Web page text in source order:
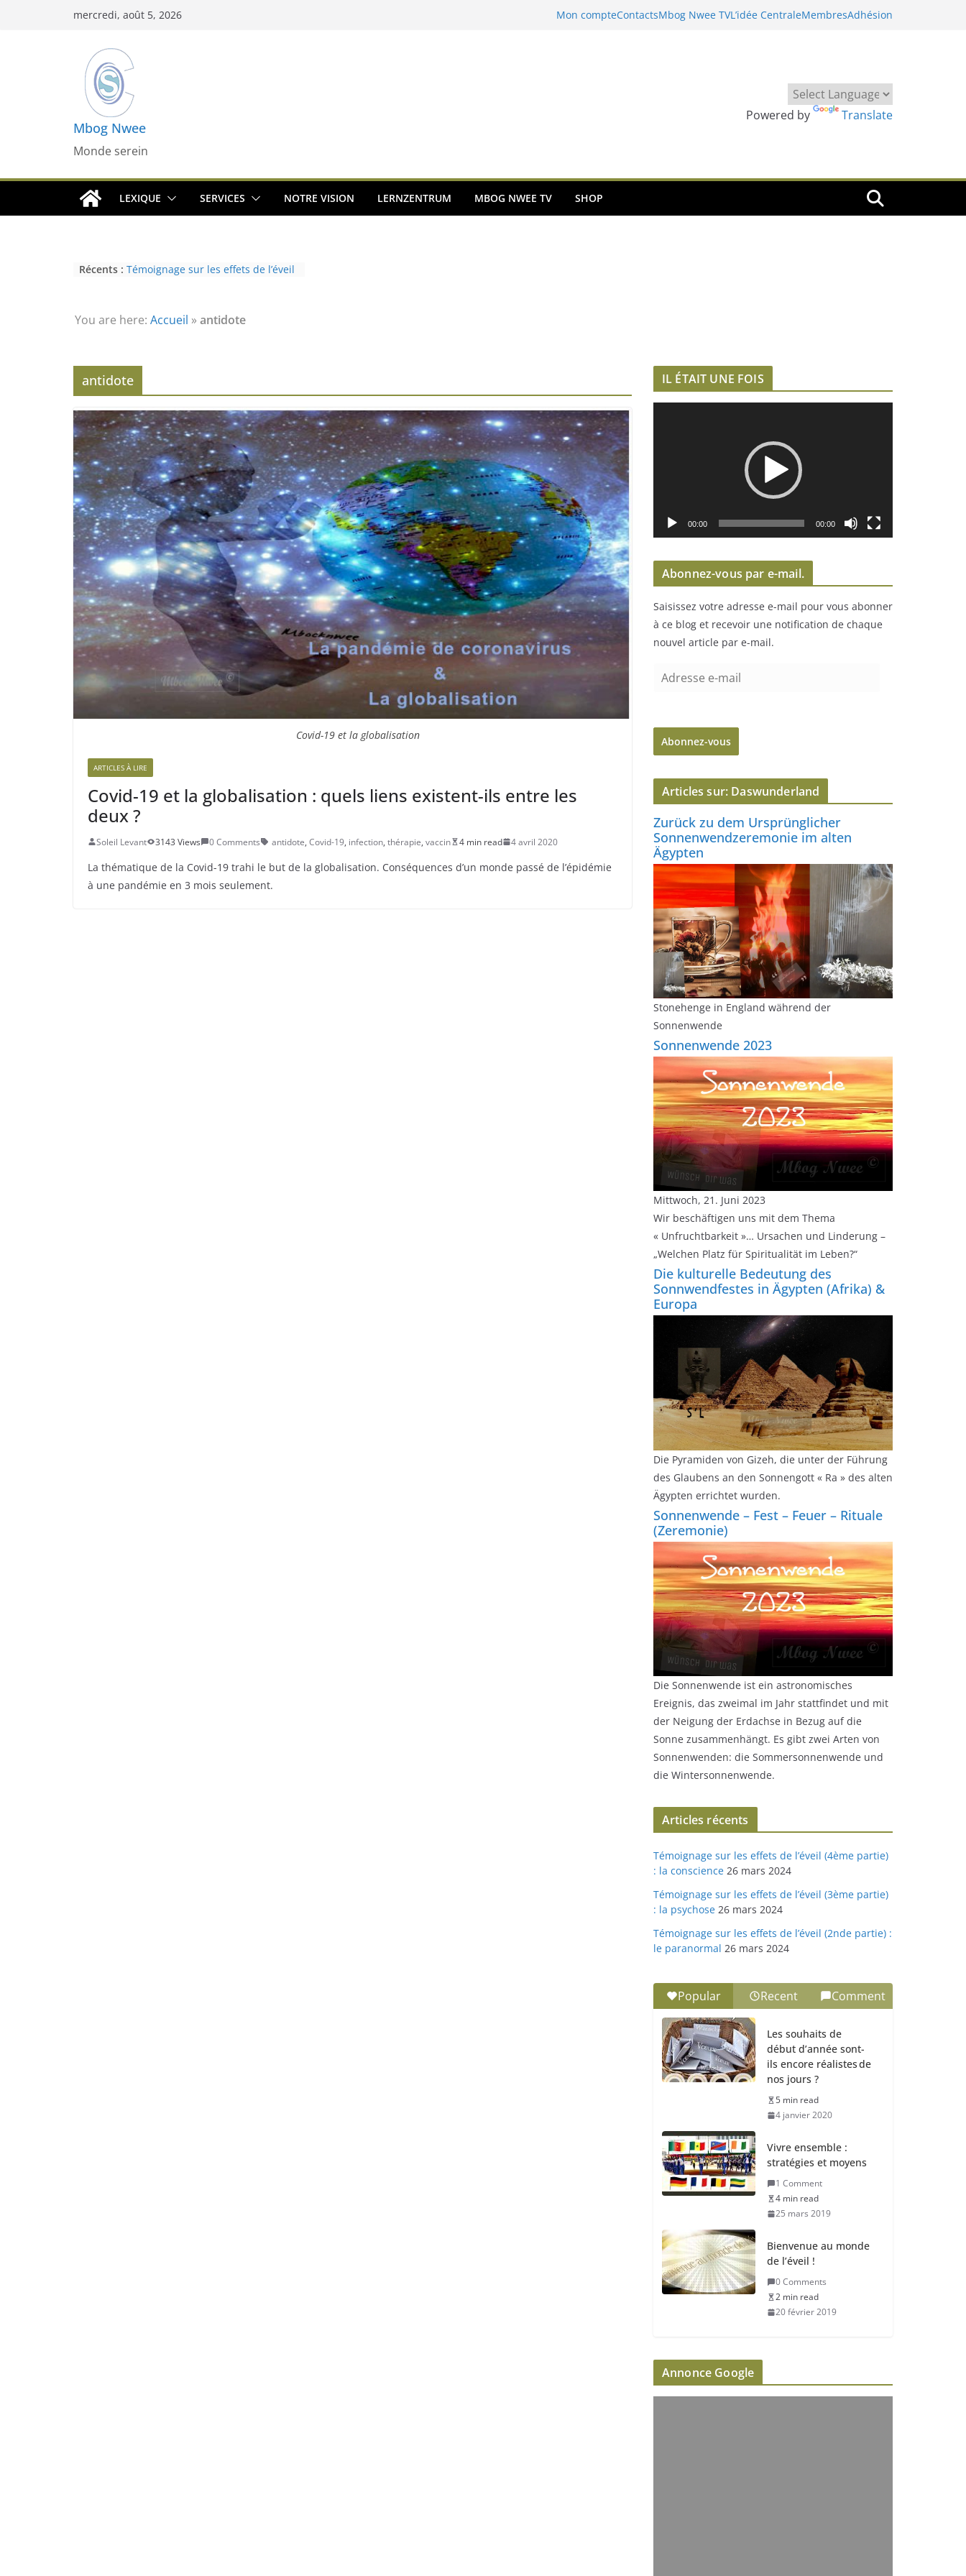
mercredi, août 5, 2026 Mon compteContactsMbog Nwee TVL’idée CentraleMembresAdhésion
Mbog Nwee
Monde serein
Powered by Translate
LEXIQUE SERVICES NOTRE VISION LERNZENTRUM MBOG NWEE TV SHOP
Récents : Témoignage sur les effets de l’éveil
(2nde partie) : le paranormal
Eveil au civisme (Partie 2) : voie de
monde créé (2nde partie)
Témoignage sur les effets de l’éveil
(4ème partie) : la conscience
You are here: Accueil »antidote
antidote
Covid-19 et la globalisation
ARTICLES À LIRE
Covid-19 et la globalisation : quels liens existent-ils entre les
deux ?
Soleil Levant 3143 Views 0 Comments antidote, Covid-19, infection, thérapie, vaccin 4 min read 4 avril 2020
La thématique de la Covid-19 trahi le but de la globalisation. Conséquences d’un monde passé de l’épidémie
à une pandémie en 3 mois seulement.
IL ÉTAIT UNE FOIS
v
é
o
00:00 00:00
Abonnez-vous par e-mail.
Saisissez votre adresse e-mail pour vous abonner
à ce blog et recevoir une notification de chaque
nouvel article par e-mail.
e
e
m
a
i
l
Abonnez-vous
Articles sur: Daswunderland
Zurück zu dem Ursprünglicher
Sonnenwendzeremonie im alten
Ägypten
Stonehenge in England während der
Sonnenwende
Sonnenwende 2023
Mittwoch, 21. Juni 2023
Wir beschäftigen uns mit dem Thema
« Unfruchtbarkeit »… Ursachen und Linderung –
„Welchen Platz für Spiritualität im Leben?“
Die kulturelle Bedeutung des
Sonnwendfestes in Ägypten (Afrika) &
Europa
Die Pyramiden von Gizeh, die unter der Führung
des Glaubens an den Sonnengott « Ra » des alten
Ägypten errichtet wurden.
Sonnenwende – Fest – Feuer – Rituale
(Zeremonie)
Die Sonnenwende ist ein astronomisches
Ereignis, das zweimal im Jahr stattfindet und mit
der Neigung der Erdachse in Bezug auf die
Sonne zusammenhängt. Es gibt zwei Arten von
Sonnenwenden: die Sommersonnenwende und
die Wintersonnenwende.
Articles récents
Témoignage sur les effets de l’éveil (4ème partie)
: la conscience 26 mars 2024
Témoignage sur les effets de l’éveil (3ème partie)
: la psychose 26 mars 2024
Témoignage sur les effets de l’éveil (2nde partie) :
le paranormal 26 mars 2024
Popular Recent Comment
Les souhaits de
début d’année sont-
ils encore réalistes de
nos jours ?
5 min read
4 janvier 2020
Vivre ensemble :
stratégies et moyens
1 Comment
4 min read
25 mars 2019
Bienvenue au monde
de l’éveil !
0 Comments
2 min read
20 février 2019
Annonce Google